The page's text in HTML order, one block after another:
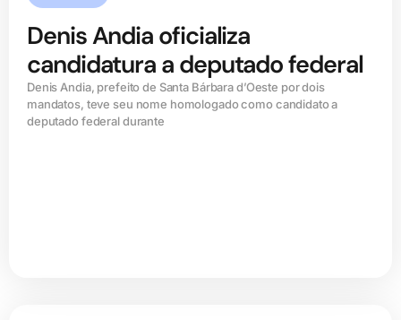
Denis Andia oficializa
candidatura a deputado federal
Denis Andia, prefeito de Santa Bárbara d’Oeste por dois
mandatos, teve seu nome homologado como candidato a
deputado federal durante